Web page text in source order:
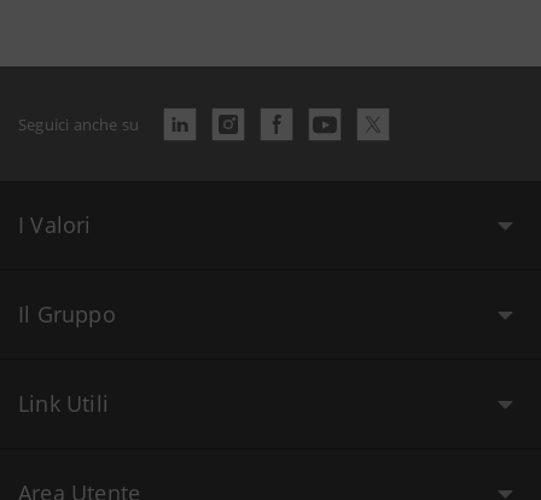
Seguici anche su
I Valori
Il Gruppo
Link Utili
Area Utente